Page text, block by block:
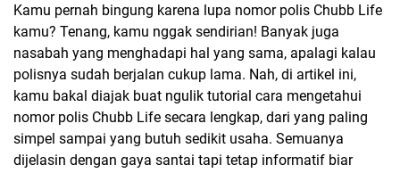
Kamu pernah bingung karena lupa nomor polis Chubb Life
kamu? Tenang, kamu nggak sendirian! Banyak juga
nasabah yang menghadapi hal yang sama, apalagi kalau
polisnya sudah berjalan cukup lama. Nah, di artikel ini,
kamu bakal diajak buat ngulik tutorial cara mengetahui
nomor polis Chubb Life secara lengkap, dari yang paling
simpel sampai yang butuh sedikit usaha. Semuanya
dijelasin dengan gaya santai tapi tetap informatif biar